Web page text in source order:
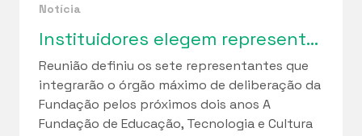
Notícia
Instituidores elegem representantes para o Conselho Curador da Funetec em marco de fortalecimento da governança institucional
Reunião definiu os sete representantes que
integrarão o órgão máximo de deliberação da
Fundação pelos próximos dois anos A
Fundação de Educação, Tecnologia e Cultura